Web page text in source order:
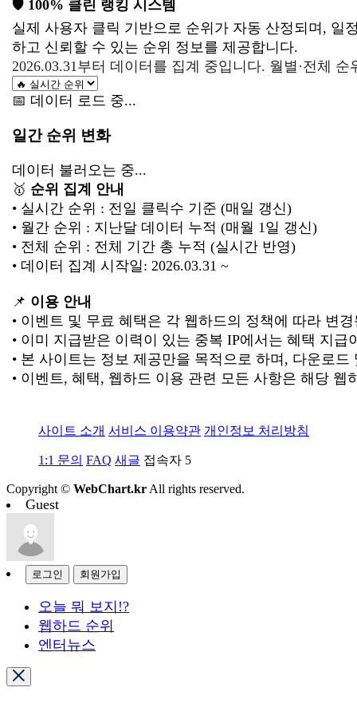
🛡️ 100% 클린 랭킹 시스템
실제 사용자 클릭 기반으로 순위가 자동 산정되며, 일
하고 신뢰할 수 있는 순위 정보를 제공합니다.
2026.03.31부터 데이터를 집계 중입니다. 월별·전체
📅 데이터 로드 중...
일간 순위 변화
데이터 불러오는 중...
🥇 순위 집계 안내
• 실시간 순위 : 전일 클릭수 기준 (매일 갱신)
• 월간 순위 : 지난달 데이터 누적 (매월 1일 갱신)
• 전체 순위 : 전체 기간 총 누적 (실시간 반영)
• 데이터 집계 시작일: 2026.03.31 ~
📌 이용 안내
• 이벤트 및 무료 혜택은 각 웹하드의 정책에 따라 변
• 이미 지급받은 이력이 있는 중복 IP에서는 혜택 지급
• 본 사이트는 정보 제공만을 목적으로 하며, 다운로
• 이벤트, 혜택, 웹하드 이용 관련 모든 사항은 해당 웹
사이트 소개 서비스 이용약관 개인정보 처리방침
1:1 문의 FAQ 새글 접속자 5
Copyright © WebChart.kr All rights reserved.
Guest
로그인 회원가입
오늘 뭐 보지!?
웹하드 순위
엔터뉴스